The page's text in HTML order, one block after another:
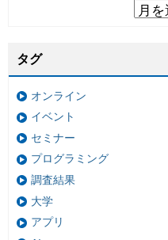
タグ
オンライン
イベント
セミナー
プログラミング
調査結果
大学
アプリ